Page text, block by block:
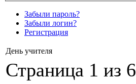
Забыли пароль?
Забыли логин?
Регистрация
День учителя
Страница 1 из 6